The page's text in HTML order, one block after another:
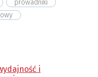
prowadniki